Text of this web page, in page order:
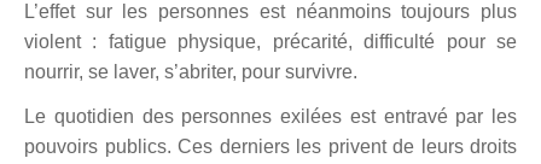
L’effet sur les personnes est néanmoins toujours plus
violent : fatigue physique, précarité, difficulté pour se
nourrir, se laver, s’abriter, pour survivre.
Le quotidien des personnes exilées est entravé par les
pouvoirs publics. Ces derniers les privent de leurs droits